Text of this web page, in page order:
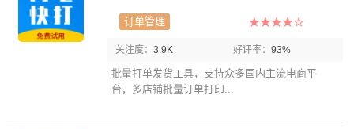
订单管理
关注度： 3.9K 好评率： 93%
批量打单发货工具，支持众多国内主流电商平
台，多店铺批量订单打印...